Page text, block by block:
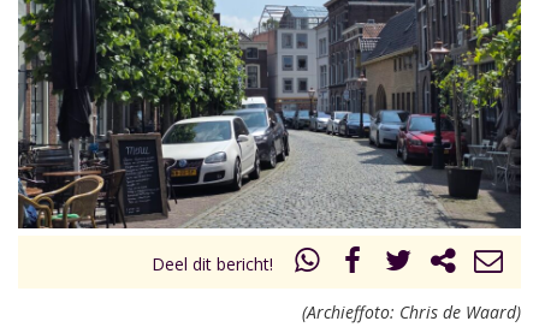
De middag van Sleutelstad
12.00 - 17.00 uur
Vorig uur
uur 1 van 0 Volgend uur
Inklappen
Deel dit bericht!
(Archieffoto: Chris de Waard)